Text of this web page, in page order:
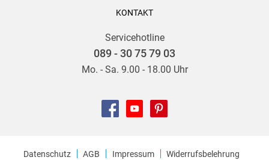
KONTAKT
Servicehotline
089 - 30 75 79 03
Mo. - Sa. 9.00 - 18.00 Uhr
Datenschutz AGB Impressum
Widerrufsbelehrung